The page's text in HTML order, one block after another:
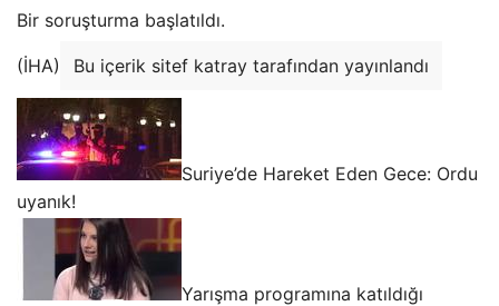
Bir soruşturma başlatıldı.
(İHA) Bu içerik sitef katray tarafından yayınlandı
Suriye’de Hareket Eden Gece: Ordu
uyanık!
Yarışma programına katıldığı